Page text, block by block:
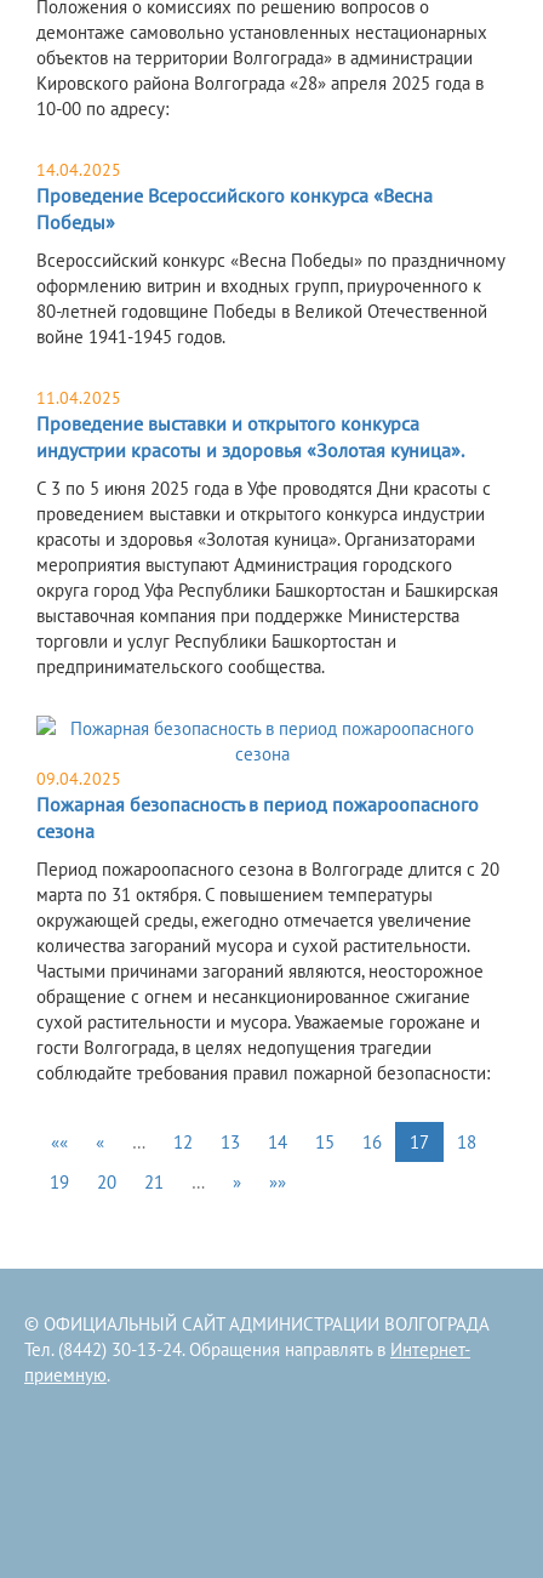
Положения о комиссиях по решению вопросов о
демонтаже самовольно установленных нестационарных
объектов на территории Волгограда» в администрации
Кировского района Волгограда «28» апреля 2025 года в
10-00 по адресу:
14.04.2025
Проведение Всероссийского конкурса «Весна
Победы»
Всероссийский конкурс «Весна Победы» по праздничному
оформлению витрин и входных групп, приуроченного к
80-летней годовщине Победы в Великой Отечественной
войне 1941-1945 годов.
11.04.2025
Проведение выставки и открытого конкурса
индустрии красоты и здоровья «Золотая куница».
С 3 по 5 июня 2025 года в Уфе проводятся Дни красоты с
проведением выставки и открытого конкурса индустрии
красоты и здоровья «Золотая куница». Организаторами
мероприятия выступают Администрация городского
округа город Уфа Республики Башкортостан и Башкирская
выставочная компания при поддержке Министерства
торговли и услуг Республики Башкортостан и
предпринимательского сообщества.
09.04.2025
Пожарная безопасность в период пожароопасного
сезона
Период пожароопасного сезона в Волгограде длится с 20
марта по 31 октября. С повышением температуры
окружающей среды, ежегодно отмечается увеличение
количества загораний мусора и сухой растительности.
Частыми причинами загораний являются, неосторожное
обращение с огнем и несанкционированное сжигание
сухой растительности и мусора. Уважаемые горожане и
гости Волгограда, в целях недопущения трагедии
соблюдайте требования правил пожарной безопасности:
«« « … 12 13 14 15 16 17
18
19
20 21 … » »»
© ОФИЦИАЛЬНЫЙ САЙТ АДМИНИСТРАЦИИ ВОЛГОГРАДА
Тел. (8442) 30-13-24. Обращения направлять в Интернет-
приемную.